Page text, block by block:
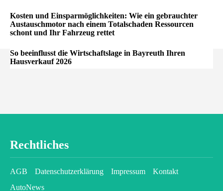
Kosten und Einsparmöglichkeiten: Wie ein gebrauchter
Austauschmotor nach einem Totalschaden Ressourcen
schont und Ihr Fahrzeug rettet
So beeinflusst die Wirtschaftslage in Bayreuth Ihren
Hausverkauf 2026
Rechtliches
AGB Datenschutzerklärung Impressum
Kontakt
AutoNews